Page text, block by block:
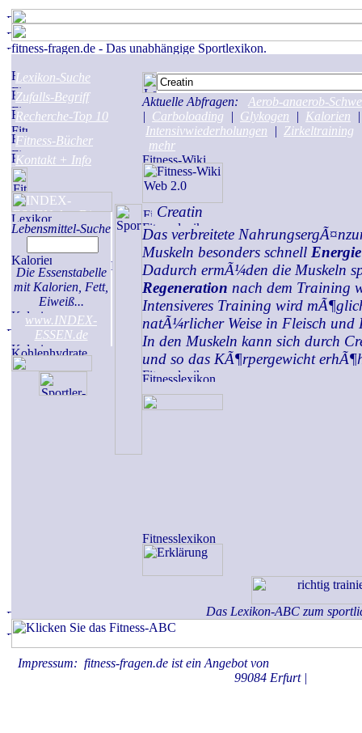
Lexikon-Suche
Zufalls-Begriff
Recherche-Top 10
Fitness-Bücher
Kontakt + Info
Lebensmittel-Suche
Die Essenstabelle
mit Kalorien, Fett,
Eiweiß...
www.INDEX-
ESSEN.de
Aktuelle Abfragen: Aerob-anaerob-
| Carboloading | Glykogen | Kalorien
|
Intensivwiederholungen
| Zirkeltraining
mehr
Creatin
Das verbreitete
Muskeln besonders schnell Energie
Dadurch ermÃ¼den die Muskeln
Regeneration nach dem Training
Intensiveres Training wird
natÃ¼rlicher Weise in Fleisch und
In den Muskeln kann sich durch
und so das KÃ¶rpergewicht
Das Lexikon-ABC zum
Impressum: fitness-fragen.de ist ein Angebot von
99084 Erfurt |